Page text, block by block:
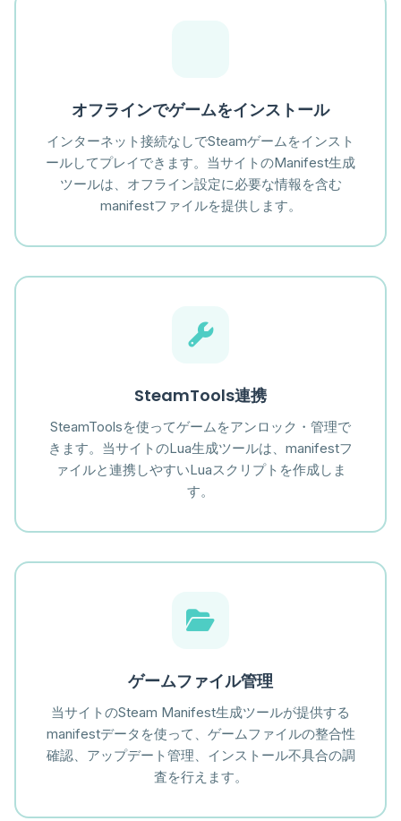
オフラインでゲームをインストール
インターネット接続なしでSteamゲームをインスト
ールしてプレイできます。当サイトのManifest生成
ツールは、オフライン設定に必要な情報を含む
manifestファイルを提供します。
SteamTools連携
SteamToolsを使ってゲームをアンロック・管理で
きます。当サイトのLua生成ツールは、manifestフ
ァイルと連携しやすいLuaスクリプトを作成しま
す。
ゲームファイル管理
当サイトのSteam Manifest生成ツールが提供する
manifestデータを使って、ゲームファイルの整合性
確認、アップデート管理、インストール不具合の調
査を行えます。